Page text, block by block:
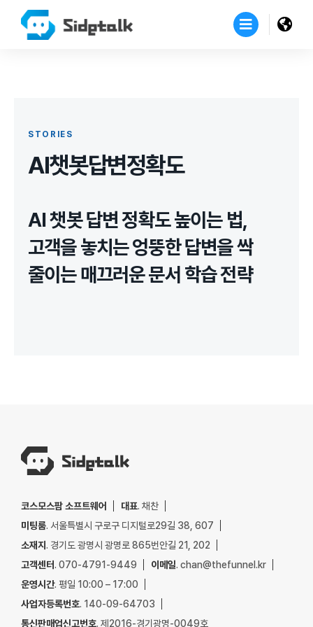
STORIES
AI챗봇답변정확도
AI 챗봇 답변 정확도 높이는 법,
고객을 놓치는 엉뚱한 답변을 싹
줄이는 매끄러운 문서 학습 전략
코스모스팜 소프트웨어 대표. 채찬
미팅룸. 서울특별시 구로구 디지털로29길 38, 607
소재지. 경기도 광명시 광명로 865번안길 21, 202
고객센터. 070-4791-9449 이메일. chan@thefunnel.kr
운영시간. 평일 10:00 – 17:00
사업자등록번호. 140-09-64703
통신판매업신고번호. 제2016-경기광명-0049호